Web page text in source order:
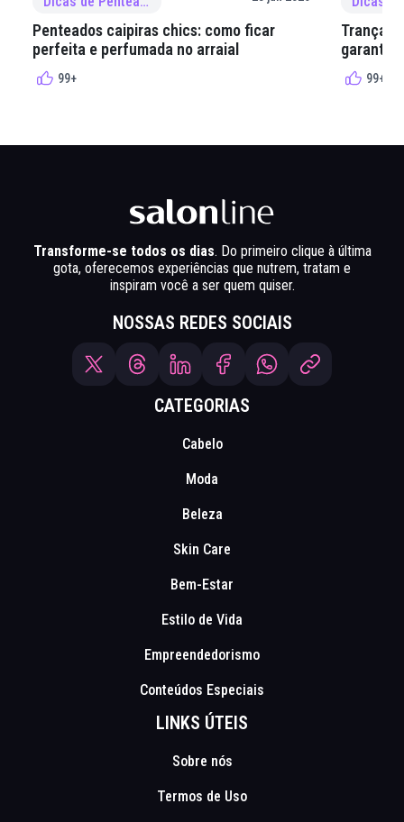
Penteados caipiras chics: como ficar
perfeita e perfumada no arraial
99+
Tranças
garantir
99+
Transforme-se todos os dias. Do primeiro clique à última
gota, oferecemos experiências que nutrem, tratam e
inspiram você a ser quem quiser.
NOSSAS REDES SOCIAIS
CATEGORIAS
Cabelo
Moda
Beleza
Skin Care
Bem-Estar
Estilo de Vida
Empreendedorismo
Conteúdos Especiais
LINKS ÚTEIS
Sobre nós
Termos de Uso